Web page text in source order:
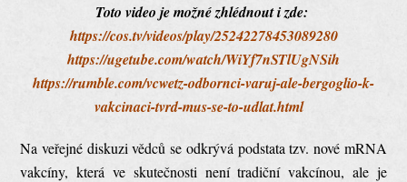
Toto video je možné zhlédnout i zde:
https://cos.tv/videos/play/25242278453089280
https://ugetube.com/watch/WiYf7nSTlUgNSih
https://rumble.com/vcwetz-odbornci-varuj-ale-bergoglio-k-
vakcinaci-tvrd-mus-se-to-udlat.html
Na veřejné diskuzi vědců se odkrývá podstata tzv. nové mRNA
vakcíny, která ve skutečnosti není tradiční vakcínou, ale je